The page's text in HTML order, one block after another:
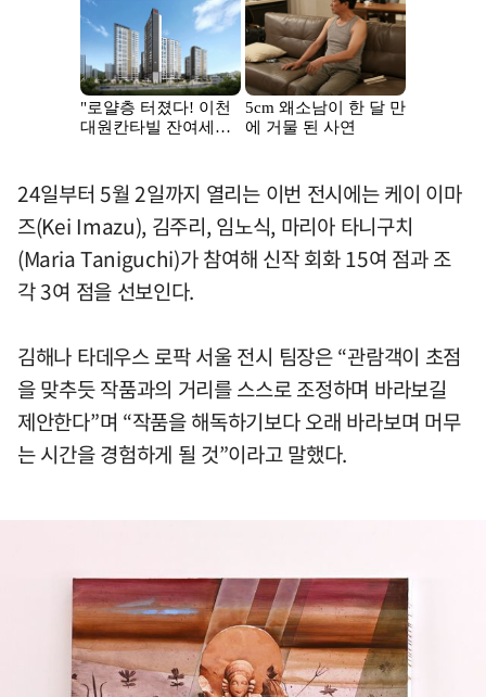
24일부터 5월 2일까지 열리는 이번 전시에는 케이 이마
즈(Kei Imazu), 김주리, 임노식, 마리아 타니구치
(Maria Taniguchi)가 참여해 신작 회화 15여 점과 조
각 3여 점을 선보인다.
김해나 타데우스 로팍 서울 전시 팀장은 “관람객이 초점
을 맞추듯 작품과의 거리를 스스로 조정하며 바라보길
제안한다”며 “작품을 해독하기보다 오래 바라보며 머무
는 시간을 경험하게 될 것”이라고 말했다.